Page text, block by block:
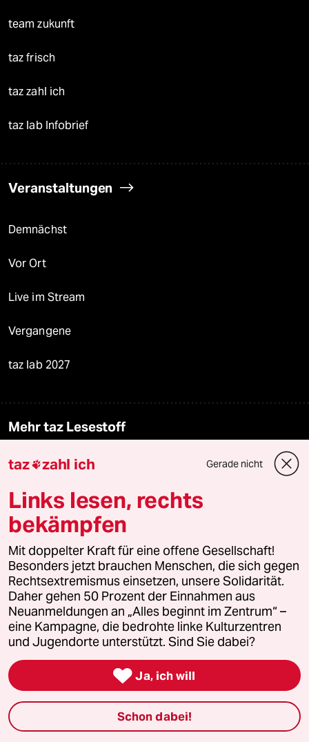
team zukunft
taz frisch
taz zahl ich
taz lab Infobrief
Veranstaltungen
Demnächst
Vor Ort
Live im Stream
Vergangene
taz lab 2027
Mehr taz Lesestoff
taz Blogs
taz FUTURZWEI
Le Monde diplomatique
taz Archiv
Mehr taz Angebote
Reisen
Kantine
taz zahl ich Gerade nicht
Links lesen, rechts
bekämpfen
Mit doppelter Kraft für eine offene Gesellschaft!
Besonders jetzt brauchen Menschen, die sich gegen
Rechtsextremismus einsetzen, unsere Solidarität.
Daher gehen 50 Prozent der Einnahmen aus
Neuanmeldungen an „Alles beginnt im Zentrum“ –
eine Kampagne, die bedrohte linke Kulturzentren
und Jugendorte unterstützt. Sind Sie dabei?
 Ja, ich will
Schon dabei!